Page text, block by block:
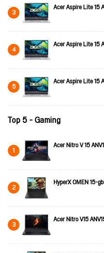
3 Acer Aspire Lite 15
4 Acer Aspire Lite 15
5 Acer Aspire Lite
Top 5 - Gaming
1 Acer Nitro V 15
2 HyperX OMEN 15-
3 Acer Nitro V15